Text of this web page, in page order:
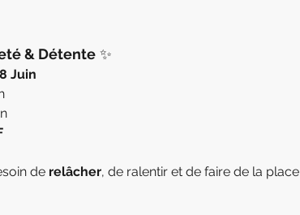
& Détente ✨
Juin
de relâcher, de ralentir et de faire de la place